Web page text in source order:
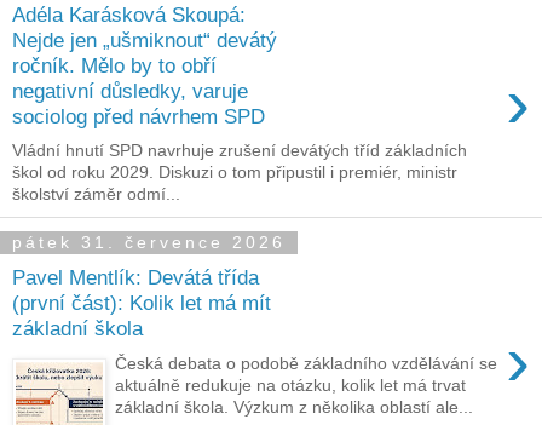
Adéla Karásková Skoupá:
Nejde jen „ušmiknout“ devátý
ročník. Mělo by to obří
negativní důsledky, varuje
sociolog před návrhem SPD
›
Vládní hnutí SPD navrhuje zrušení devátých tříd základních
škol od roku 2029. Diskuzi o tom připustil i premiér, ministr
školství záměr odmí...
pátek 31. července 2026
Pavel Mentlík: Devátá třída
(první část): Kolik let má mít
základní škola
›
Česká debata o podobě základního vzdělávání se
aktuálně redukuje na otázku, kolik let má trvat
základní škola. Výzkum z několika oblastí ale...